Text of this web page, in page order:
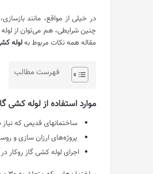
در خیلی از مواقع، مانند
چنین شرایطی، هم می‌توان از
مقاله همه نکات مربوط به لوله
فهرست مطالب
موارد استفاده از لوله کشی
ساختمانهای قدیمی که نیاز
پروژه‌های ارزان سازی و
اجرای لوله کشی گاز روکار